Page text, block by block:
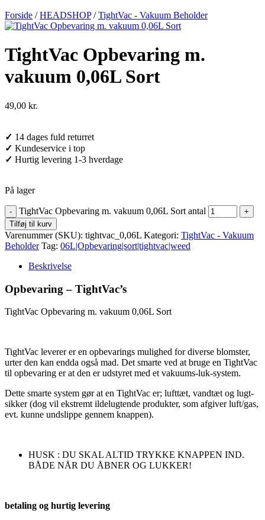
Forside / HEADSHOP / TightVac - Vakuum Beholder
TightVac Opbevaring m.
vakuum 0,06L Sort
49,00 kr.
✓ 14 dages fuld returret
✓ Kundeservice i top
✓ Hurtig levering 1-3 hverdage
På lager
TightVac Opbevaring m. vakuum 0,06L Sort antal
Tilføj til kurv
Varenummer (SKU): tightvac_0,06L Kategori: TightVac - Vakuum
Beholder Tag: 06L|Opbevaring|sort|tightvac|weed
Beskrivelse
Opbevaring – TightVac’s
TightVac Opbevaring m. vakuum 0,06L Sort
TightVac leverer er en opbevarings mulighed for diverse blomster,
urter den kan endda også mad. Det smarte ved at bruge en TightVac
til opbevaring er at den er udstyret med et vakuums-luk-system.
Dette smarte system gør at en TightVac er; lufttæt, vandtæt og lugt-
sikker (dog vil ekstremt ildelugtende produkter, som afgiver luft/gas,
evt. kunne undslippe gennem knappen).
HUSK : DU SKAL ALTID TRYKKE KNAPPEN IND.
BÅDE NÅR DU ÅBNER OG LUKKER!
betaling og hurtig levering